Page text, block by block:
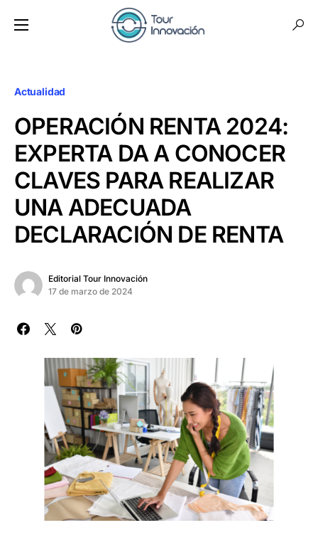
Actualidad
OPERACIÓN RENTA 2024:
EXPERTA DA A CONOCER
CLAVES PARA REALIZAR
UNA ADECUADA
DECLARACIÓN DE RENTA
Editorial Tour Innovación
17 de marzo de 2024